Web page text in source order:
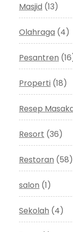
Masjid (13)
Olahraga (4)
Pesantren
Properti (18)
Resep
Resort (36)
Restoran (58)
salon (1)
Sekolah (4)